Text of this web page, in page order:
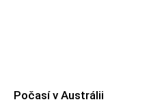
Počasí v Austrálii